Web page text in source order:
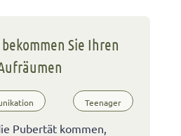
Sie Ihren
Teenager
Pubertät kommen,